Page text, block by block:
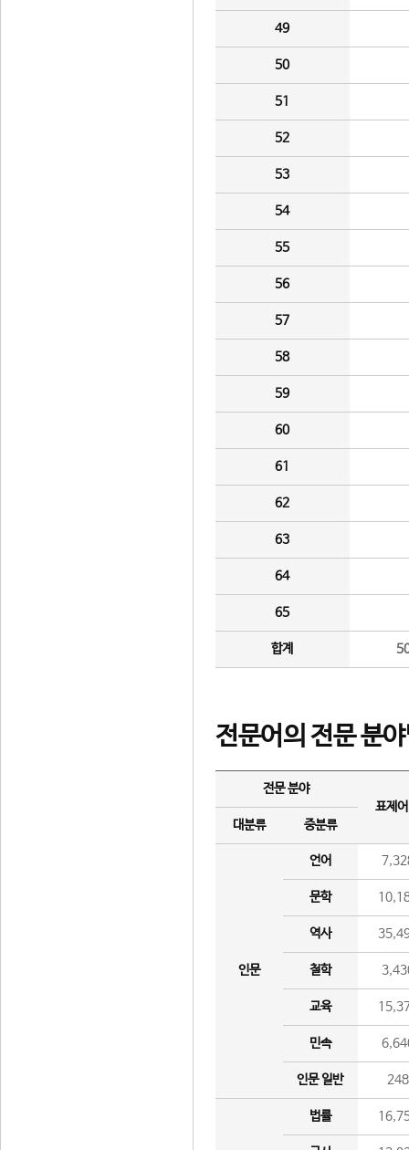
49
50
51
52
53
54
55
56
57
58
59
60
61
62
63
64
65
합계
전문어의 전문 분
전문 분야
표제
대분류
중분류
인문
언어
문학
역사
철학
교육
민속
인문 일반 248
법률